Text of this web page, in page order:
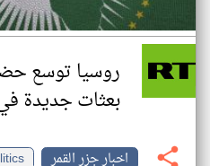
روسيا توسع
بعثات جديدة في 4 دول
اخبار جزر القمر